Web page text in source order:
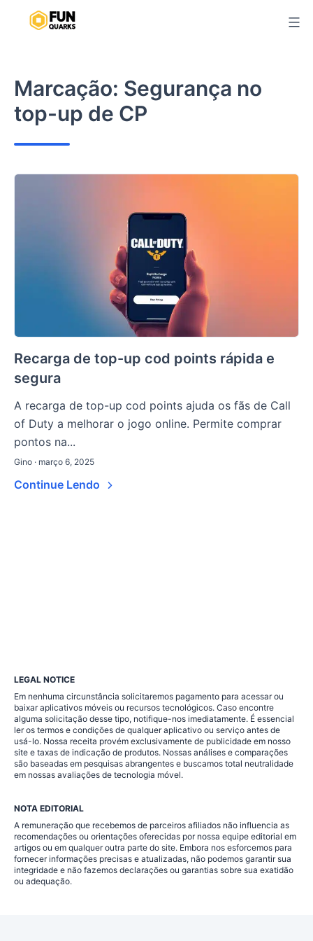
Marcação: Segurança no
top-up de CP
Recarga de top-up cod points rápida e
segura
A recarga de top-up cod points ajuda os fãs de Call
of Duty a melhorar o jogo online. Permite comprar
pontos na...
Gino · março 6, 2025
Continue Lendo
LEGAL NOTICE
Em nenhuma circunstância solicitaremos pagamento para acessar ou
baixar aplicativos móveis ou recursos tecnológicos. Caso encontre
alguma solicitação desse tipo, notifique-nos imediatamente. É essencial
ler os termos e condições de qualquer aplicativo ou serviço antes de
usá-lo. Nossa receita provém exclusivamente de publicidade em nosso
site e taxas de indicação de produtos. Nossas análises e comparações
são baseadas em pesquisas abrangentes e buscamos total neutralidade
em nossas avaliações de tecnologia móvel.
NOTA EDITORIAL
A remuneração que recebemos de parceiros afiliados não influencia as
recomendações ou orientações oferecidas por nossa equipe editorial em
artigos ou em qualquer outra parte do site. Embora nos esforcemos para
fornecer informações precisas e atualizadas, não podemos garantir sua
integridade e não fazemos declarações ou garantias sobre sua exatidão
ou adequação.